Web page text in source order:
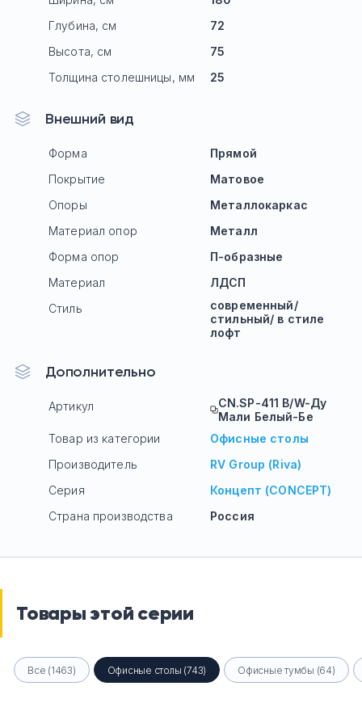
Глубина, см
72
Высота, см
75
Толщина столешницы, мм
25
Внешний вид
Форма
Прямой
Покрытие
Матовое
Опоры
Mеталлокаркас
Материал опор
Металл
Форма опор
П-образные
Материал
ЛДСП
Стиль
современный/
стильный/ в стиле
лофт
Дополнительно
Артикул
CN.SP-411 B/W-Ду
Мали Белый-Бе
Товар из категории
Офисные столы
Производитель
RV Group (Riva)
Серия
Концепт (CONCEPT)
Страна производства
Россия
Товары этой серии
Все (1463) Офисные столы (743) Офисные тумбы (64)